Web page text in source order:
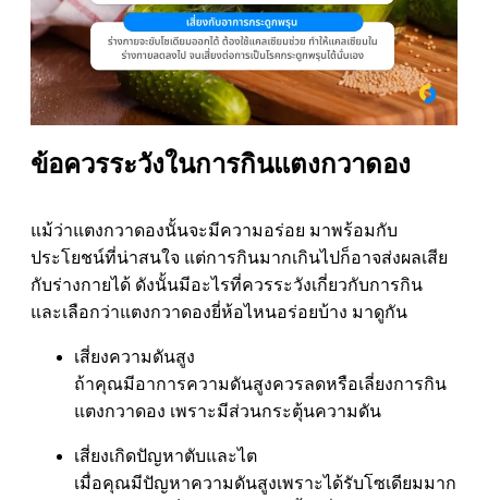
ข้อควรระวังในการกินแตงกวาดอง
แม้ว่าแตงกวาดองนั้นจะมีความอร่อย มาพร้อมกับ
ประโยชน์ที่น่าสนใจ แต่การกินมากเกินไปก็อาจส่งผลเสีย
กับร่างกายได้ ดังนั้นมีอะไรที่ควรระวังเกี่ยวกับการกิน
และเลือกว่าแตงกวาดองยี่ห้อไหนอร่อยบ้าง มาดูกัน
เสี่ยงความดันสูง
ถ้าคุณมีอาการความดันสูงควรลดหรือเลี่ยงการกิน
แตงกวาดอง เพราะมีส่วนกระตุ้นความดัน
เสี่ยงเกิดปัญหาตับและไต
เมื่อคุณมีปัญหาความดันสูงเพราะได้รับโซเดียมมาก